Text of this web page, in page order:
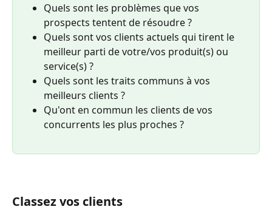
Quels sont les problèmes que vos
prospects tentent de résoudre ?
Quels sont vos clients actuels qui tirent le
meilleur parti de votre/vos produit(s) ou
service(s) ?
Quels sont les traits communs à vos
meilleurs clients ?
Qu'ont en commun les clients de vos
concurrents les plus proches ?
Classez vos clients